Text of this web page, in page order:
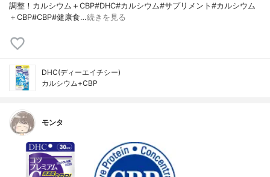
調整！カルシウム＋CBP#DHC#カルシウム#サプリメント#カルシウム
＋CBP#CBP#健康食…続きを見る
DHC(ディーエイチシー)
カルシウム+CBP
モンタ